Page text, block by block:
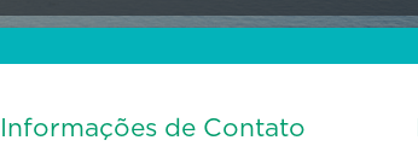
Informações de Contato